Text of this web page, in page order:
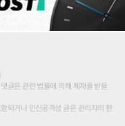
글은 관련 법률에 의해 제재를 받을
되거나 인신공격성 글은 관리자의 판